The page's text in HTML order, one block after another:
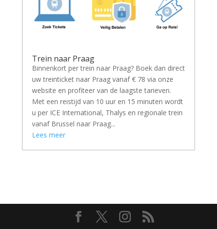
Trein naar Praag
Binnenkort per trein naar Praag? Boek dan direct
uw treinticket naar Praag vanaf € 78 via onze
website en profiteer van de laagste tarieven.
Met een reistijd van 10 uur en 15 minuten wordt
u per ICE International, Thalys en regionale trein
vanaf Brussel naar Praag...
Lees meer